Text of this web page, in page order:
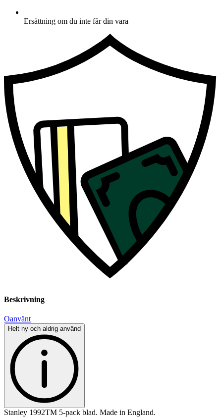
Ersättning om du inte får din vara
Beskrivning
Oanvänt
Helt ny och aldrig använd
Stanley 1992TM 5-pack blad. Made in England.